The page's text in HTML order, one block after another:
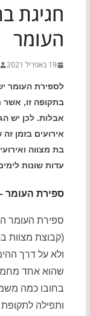
חגיגת
העומר
19 באפריל 2021
לספירת העומר
בתקופה זו, אשר
אבלות. לכן יש
אירועים בזמן
בת מצווה
עדות שונות
ספירת העומר
ספירת העומר
(קבוצת מצוות
ולא על דרך
שהוא אחד
בחובו כמה
ותפילה